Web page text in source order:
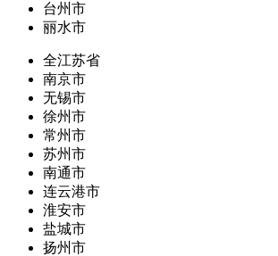
台州市
丽水市
全江苏省
南京市
无锡市
徐州市
常州市
苏州市
南通市
连云港市
淮安市
盐城市
扬州市